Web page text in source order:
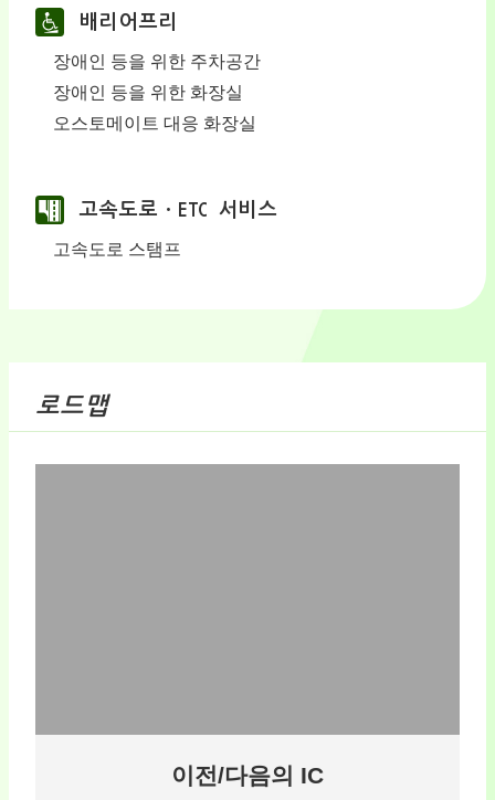
배리어프리
장애인 등을 위한 주차공간
장애인 등을 위한 화장실
오스토메이트 대응 화장실
고속도로ㆍETC 서비스
고속도로 스탬프
로드맵
이전/다음의 IC